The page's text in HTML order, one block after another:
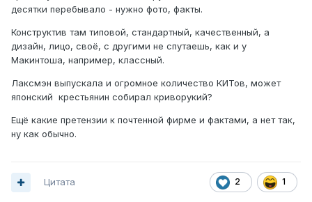
десятки перебывало - нужно фото, факты.
Конструктив там типовой, стандартный, качественный, а
дизайн, лицо, своё, с другими не спутаешь, как и у
Макинтоша, например, классный.
Лаксмэн выпускала и огромное количество КИТов, может
японский крестьянин собирал криворукий?
Ещё какие претензии к почтенной фирме и фактами, а нет так,
ну как обычно.
2 1
Цитата